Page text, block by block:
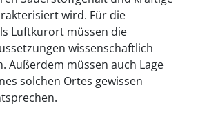
wird. Für die
Luftkurort müssen die
wissenschaftlich
Außerdem müssen auch Lage
solchen Ortes gewissen